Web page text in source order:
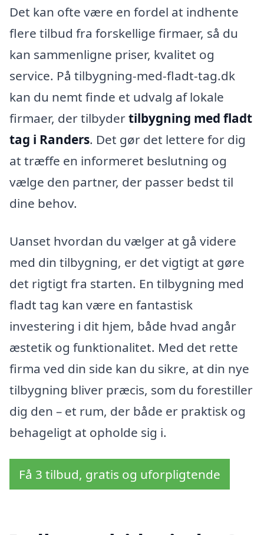
Det kan ofte være en fordel at indhente
flere tilbud fra forskellige firmaer, så du
kan sammenligne priser, kvalitet og
service. På tilbygning-med-fladt-tag.dk
kan du nemt finde et udvalg af lokale
firmaer, der tilbydertilbygning med fladt
tag i Randers. Det gør det lettere for dig
at træffe en informeret beslutning og
vælge den partner, der passer bedst til
dine behov.
Uanset hvordan du vælger at gå videre
med din tilbygning, er det vigtigt at gøre
det rigtigt fra starten. En tilbygning med
fladt tag kan være en fantastisk
investering i dit hjem, både hvad angår
æstetik og funktionalitet. Med det rette
firma ved din side kan du sikre, at din nye
tilbygning bliver præcis, som du forestiller
dig den – et rum, der både er praktisk og
behageligt at opholde sig i.
Få 3 tilbud, gratis og uforpligtende